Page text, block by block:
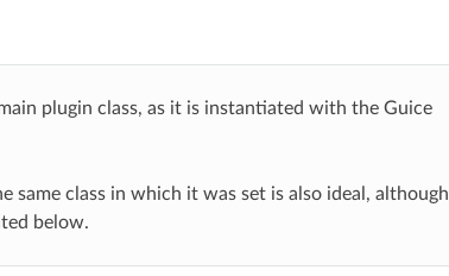
plugin class, as it is instantiated with the Guice
same class in which it was set is also ideal, although
below.